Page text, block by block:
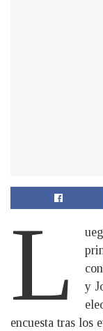
L
y
encuesta tras los